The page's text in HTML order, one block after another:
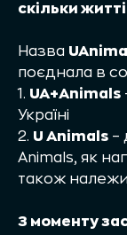
скільки
Назва
поєднала в
1. UA+Animals
Україні
2. U Animals –
Animals, як
також
З моменту